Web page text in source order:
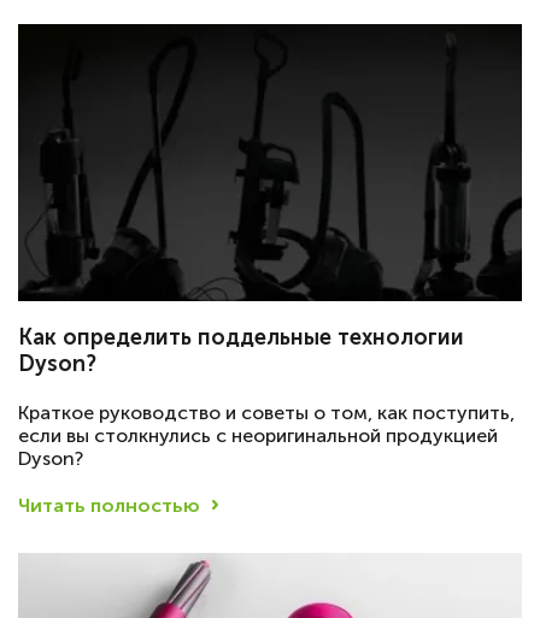
Как определить поддельные технологии
Dyson?
Краткое руководство и советы о том, как поступить,
если вы столкнулись с неоригинальной продукцией
Dyson?
Читать полностью